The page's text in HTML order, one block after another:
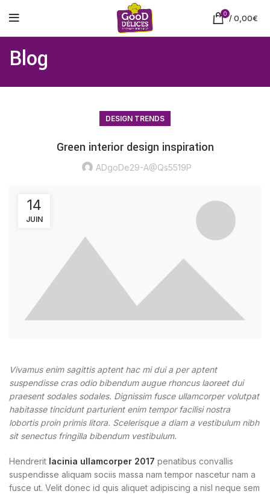
0 /0,00€
Blog
DESIGN TRENDS
Green interior design inspiration
ADgoDe29-A@Qs5519P
14
JUIN
Vivamus enim sagittis aptent hac mi dui a per aptent
suspendisse cras odio bibendum augue rhoncus laoreet dui
praesent sodales sodales. Dignissim fusce ullamcorper volutpat
habitasse tincidunt parturient enim tempor facilisi nostra
lobortis proin primis litora. Scelerisque a diam a vestibulum nibh
sit senectus fringilla bibendum vestibulum.
Hendrerit lacinia ullamcorper 2017 penatibus convallis
suspendisse aliquam sociis massa nam tempor nascetur nam a
fusce ut. Velit donec id quis aliquet adipiscing a nisl neque sem